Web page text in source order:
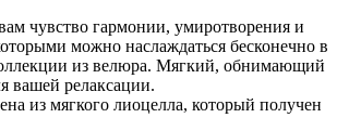
чувство гармонии, умиротворения и
можно наслаждаться бесконечно в
из велюра. Мягкий, обнимающий
вашей релаксации.
из мягкого лиоцелла, который получен